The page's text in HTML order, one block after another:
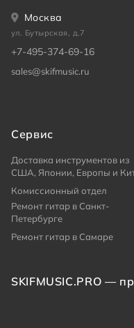
Москва
ул. Бутырская, д.7
+7-495-374-69-16
sales@skifmusic.ru
Сервис
Доставка инструментов из
США, Японии, Европы и
Комиссионный отдел
Ремонт гитар в Санкт-
Петербурге
Ремонт гитар в Самаре
SKIFMUSIC.PRO —